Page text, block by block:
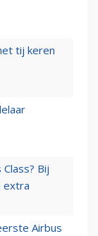
tij keren
Bij
extra
Airbus